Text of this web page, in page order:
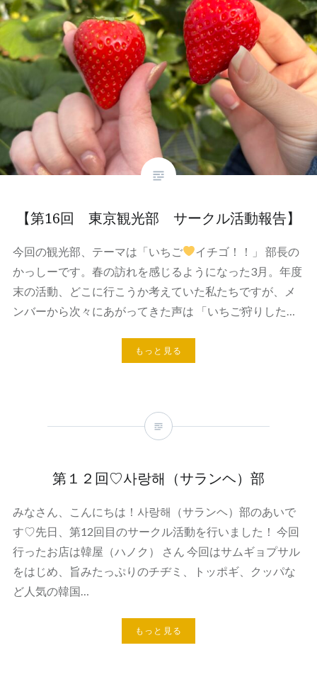
【第16回 東京観光部 サークル活動報告】
今回の観光部、テーマは「いちご
イチゴ！！」 部長の
かっしーです。春の訪れを感じるようになった3月。年度
末の活動、どこに行こうか考えていた私たちですが、メ
ンバーから次々にあがってきた声は 「いちご狩りした…
もっと見る
第１２回♡사랑해（サランヘ）部
みなさん、こんにちは！사랑해（サランヘ）部のあいで
す♡先日、第12回目のサークル活動を行いました！ 今回
行ったお店は韓屋（ハノク） さん 今回はサムギョプサル
をはじめ、旨みたっぷりのチヂミ、トッポギ、クッパな
ど人気の韓国…
もっと見る